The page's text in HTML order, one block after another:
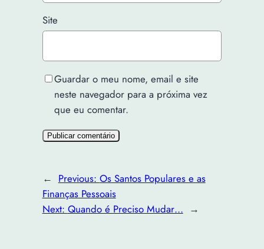
Site
Guardar o meu nome, email e site
neste navegador para a próxima vez
que eu comentar.
← Previous: Os Santos Populares e as
Finanças Pessoais
Next: Quando é Preciso Mudar… →